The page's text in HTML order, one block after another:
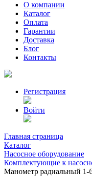
О компании
Каталог
Оплата
Гарантии
Доставка
Блог
Контакты
Регистрация
Войти
Главная страница
Каталог
Насосное оборудование
Комплектующие к
Манометр радиальный 1-